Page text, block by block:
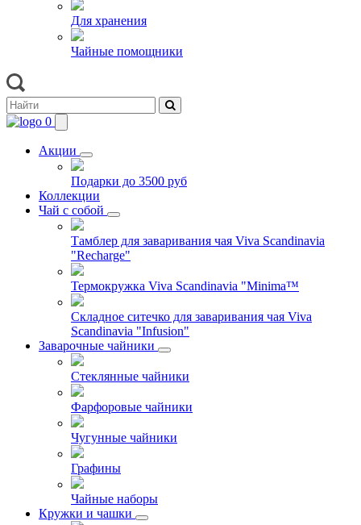
Для хранения
Чайные помощники
0
Акции
Подарки до 3500 руб
Коллекции
Чай с собой
Тамблер для заваривания чая Viva Scandinavia
"Recharge"
Термокружка Viva Scandinavia "Minima™
Складное ситечко для заваривания чая Viva
Scandinavia "Infusion"
Заварочные чайники
Стеклянные чайники
Фарфоровые чайники
Чугунные чайники
Графины
Чайные наборы
Кружки и чашки